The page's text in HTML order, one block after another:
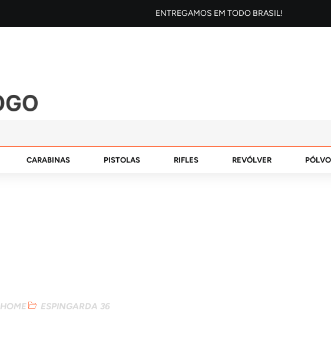
ENTREGAMOS EM TODO BRASIL!
CARABINAS PISTOLAS RIFLES REVÓLVER
HOME ESPINGARDA 36